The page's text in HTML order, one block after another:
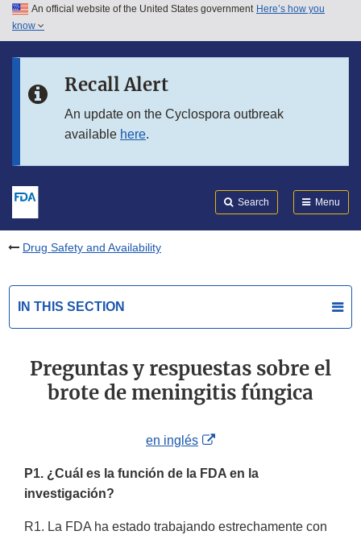
Skip to main content
Skip to in this section menu
An official website of the United States government Here’s how you
know
Recall Alert
An update on the Cyclospora outbreak
available here.
Search Menu
Drug Safety and Availability
IN THIS SECTION
Preguntas y respuestas sobre el
brote de meningitis fúngica
en inglés
External
Disclaimer
P1. ¿Cuál es la función de la FDA en la
investigación?
R1. La FDA ha estado trabajando estrechamente con